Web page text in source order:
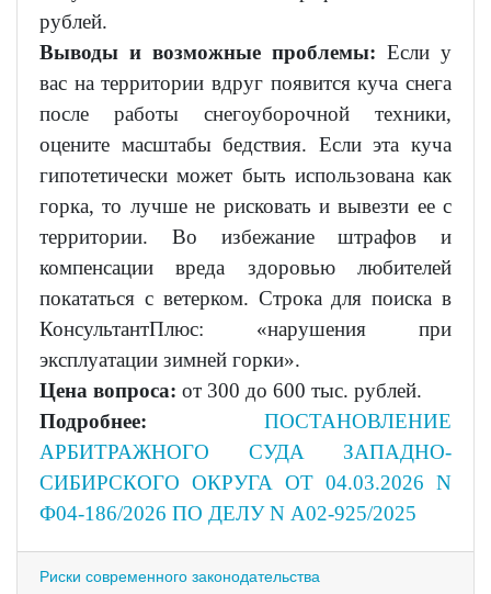
рублей.
Выводы и возможные проблемы: Если у
вас на территории вдруг появится куча снега
после работы снегоуборочной техники,
оцените масштабы бедствия. Если эта куча
гипотетически может быть использована как
горка, то лучше не рисковать и вывезти ее с
территории. Во избежание штрафов и
компенсации вреда здоровью любителей
покататься с ветерком. Строка для поиска в
КонсультантПлюс: «нарушения при
эксплуатации зимней горки».
Цена вопроса: от 300 до 600 тыс. рублей.
Подробнее: ПОСТАНОВЛЕНИЕ
АРБИТРАЖНОГО СУДА ЗАПАДНО-
СИБИРСКОГО ОКРУГА ОТ 04.03.2026 N
Ф04-186/2026 ПО ДЕЛУ N А02-925/2025
Риски современного законодательства